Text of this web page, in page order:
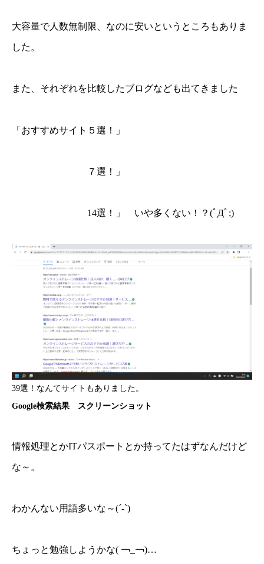
大容量で人数無制限、なのに安いというところもありま
した。
また、それぞれを比較したブログなども出てきました
「おすすめサイト５選！」
７選！」
14選！」 いや多くない！？(ﾟДﾟ;)
39選！なんてサイトもありました。
Google検索結果 スクリーンショット
情報処理とかITパスポートとか持ってたはずなんだけど
な～。
わかんない用語多いな～(´-`)
ちょっと勉強しようかな( ￢_￢)…